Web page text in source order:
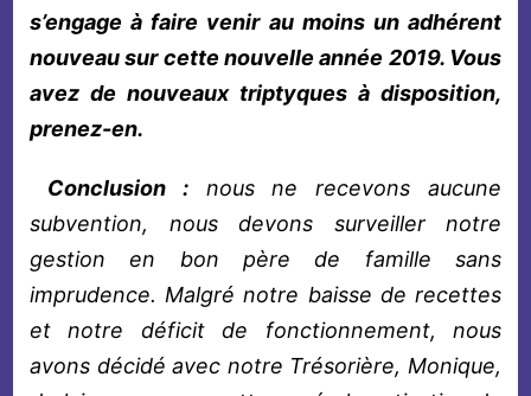
s’engage à faire venir au moins un adhérent
nouveau sur cette nouvelle année 2019. Vous
avez de nouveaux triptyques à disposition,
prenez-en.
Conclusion :nous ne recevons aucune
subvention, nous devons surveiller notre
gestion en bon père de famille sans
imprudence. Malgré notre baisse de recettes
et notre déficit de fonctionnement, nous
avons décidé avec notre Trésorière, Monique,